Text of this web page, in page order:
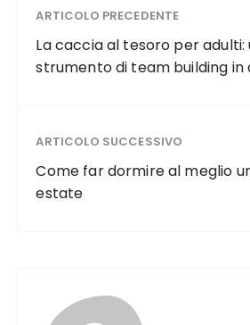
ARTICOLO PRECEDENTE
La caccia al tesoro per
strumento di team building in
ARTICOLO SUCCESSIVO
Come far dormire al meglio
estate